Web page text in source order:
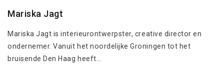
Mariska Jagt
Mariska Jagt is interieurontwerpster, creative director en
ondernemer. Vanuit het noordelijke Groningen tot het
bruisende Den Haag heeft…